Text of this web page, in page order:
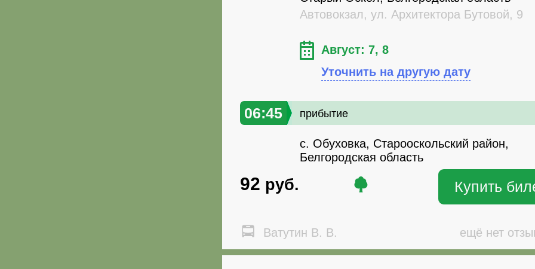
Автовокзал, ул. Архитектора Бутовой, 9
Август: 7, 8
Уточнить на другую дату
06:45 прибытие
с. Обуховка, Старооскольский район,
Белгородская область
92 руб. Купить
Ватутин В. В. ещё нет